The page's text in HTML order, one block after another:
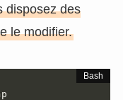
disposez des
le modifier.